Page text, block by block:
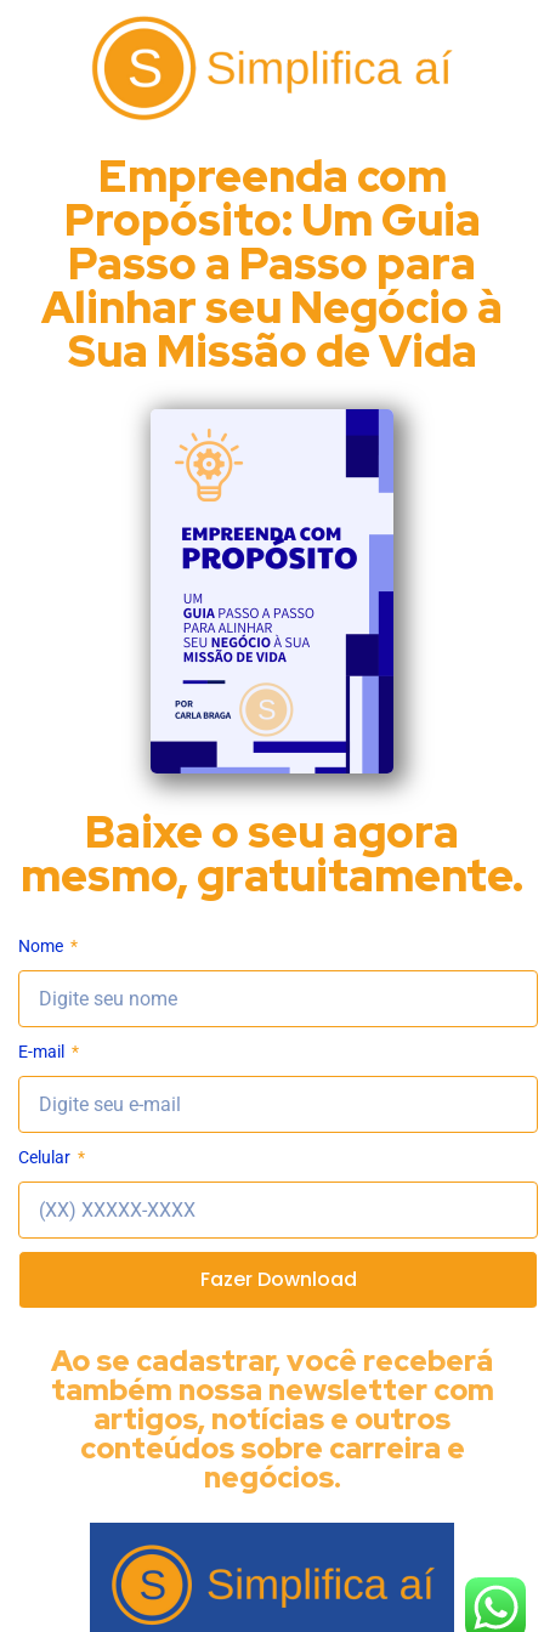
Empreenda com
Propósito: Um Guia
Passo a Passo para
Alinhar seu Negócio à
Sua Missão de Vida
Baixe o seu agora
mesmo, gratuitamente.
Nome
E-mail
Celular
Fazer Download
Ao se cadastrar, você receberá
também nossa newsletter com
artigos, notícias e outros
conteúdos sobre carreira e
negócios.